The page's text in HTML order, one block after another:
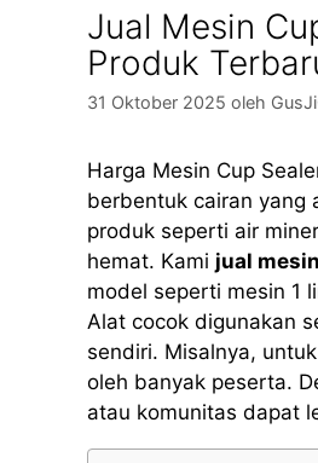
Jual Mesin
Produk
31 Oktober 2025 oleh
Harga Mesin Cup
berbentuk cairan yang
produk seperti air
hemat. Kami jual
model seperti mesin 1
Alat cocok digunakan
sendiri. Misalnya,
oleh banyak peserta.
atau komunitas dapat